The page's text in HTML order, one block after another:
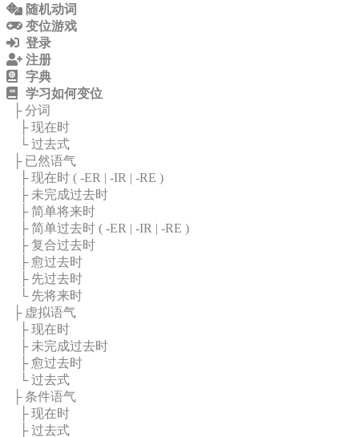
随机动词
变位游戏
登录
注册
字典
学习如何变位
├ 分词
├ 现在时
└ 过去式
├ 已然语气
├ 现在时 ( -ER | -IR | -RE )
├ 未完成过去时
├ 简单将来时
├ 简单过去时 ( -ER | -IR | -RE )
├ 复合过去时
├ 愈过去时
├ 先过去时
└ 先将来时
├ 虚拟语气
├ 现在时
├ 未完成过去时
├ 愈过去时
└ 过去式
├ 条件语气
├ 现在时
├ 过去式